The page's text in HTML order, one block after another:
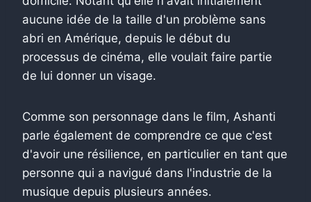
aucune idée de la taille d'un problème sans
abri en Amérique, depuis le début du
processus de cinéma, elle voulait faire partie
de lui donner un visage.
Comme son personnage dans le film, Ashanti
parle également de comprendre ce que c'est
d'avoir une résilience, en particulier en tant que
personne qui a navigué dans l'industrie de la
musique depuis plusieurs années.